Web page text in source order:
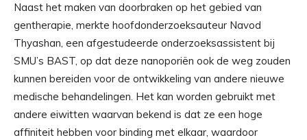
Naast het maken van doorbraken op het gebied van
gentherapie, merkte hoofdonderzoeksauteur Navod
Thyashan, een afgestudeerde onderzoeksassistent bij
SMU’s BAST, op dat deze nanoporiën ook de weg zouden
kunnen bereiden voor de ontwikkeling van andere nieuwe
medische behandelingen. Het kan worden gebruikt met
andere eiwitten waarvan bekend is dat ze een hoge
affiniteit hebben voor binding met elkaar, waardoor